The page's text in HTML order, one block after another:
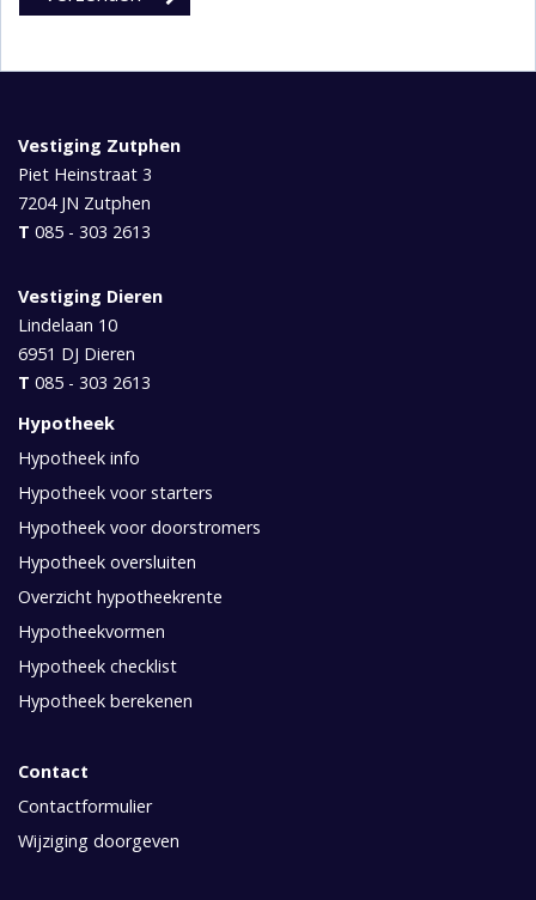
Vestiging Zutphen
Piet Heinstraat 3
7204 JN Zutphen
T 085 - 303 2613
Vestiging Dieren
Lindelaan 10
6951 DJ Dieren
T 085 - 303 2613
Hypotheek
Hypotheek info
Hypotheek voor starters
Hypotheek voor doorstromers
Hypotheek oversluiten
Overzicht hypotheekrente
Hypotheekvormen
Hypotheek checklist
Hypotheek berekenen
Contact
Contactformulier
Wijziging doorgeven